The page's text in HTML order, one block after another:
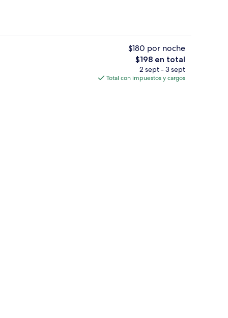
1 habitación, escritorio, wifi gratis y
$180 por noche
El
precio
total
$198 en total
2 sept - 3 sept
Total con impuestos y cargos